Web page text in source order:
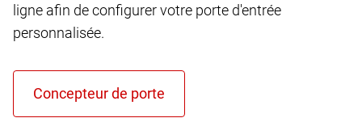
ligne afin de configurer votre porte d'entrée
personnalisée.